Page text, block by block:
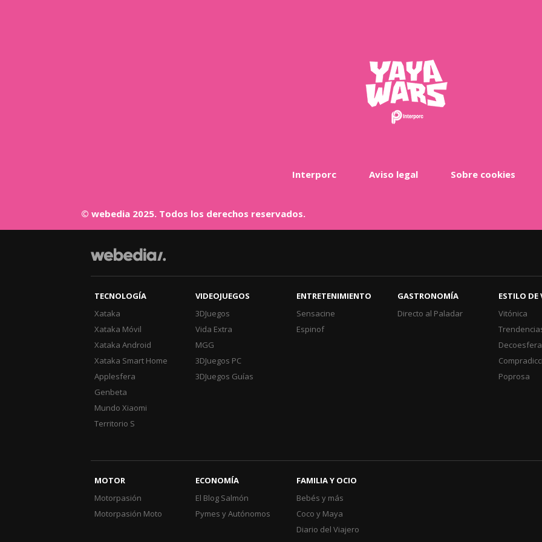
Interporc Aviso legal Sobre cookies
© webedia 2025. Todos los derechos reservados.
TECNOLOGÍA
Xataka
Xataka Móvil
Xataka Android
Xataka Smart Home
Applesfera
Genbeta
Mundo Xiaomi
Territorio S
VIDEOJUEGOS
3DJuegos
Vida Extra
MGG
3DJuegos PC
3DJuegos Guías
ENTRETENIMIENTO
Sensacine
Espinof
GASTRONOMÍA
Directo al Paladar
ESTILO DE
Vitónica
Decoesfera
Poprosa
MOTOR
Motorpasión
Motorpasión Moto
ECONOMÍA
El Blog Salmón
Pymes y Autónomos
FAMILIA Y OCIO
Bebés y más
Coco y Maya
Diario del Viajero